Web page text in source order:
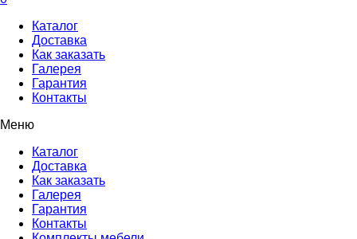
Каталог
Доставка
Как заказать
Галерея
Гарантия
Контакты
Меню
Каталог
Доставка
Как заказать
Галерея
Гарантия
Контакты